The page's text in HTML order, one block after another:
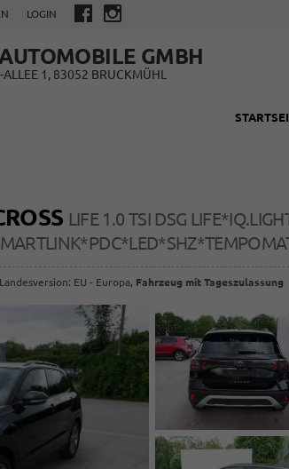
LOGIN
GMBH
ALLEE 1, 83052 BRUCKMÜHL
LIFE 1.0 TSI DSG
EU - Europa, Fahrzeug mit Tageszulassung